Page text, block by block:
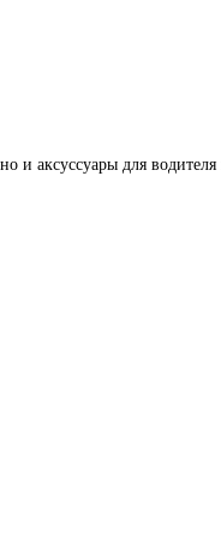
и аксуссуары для